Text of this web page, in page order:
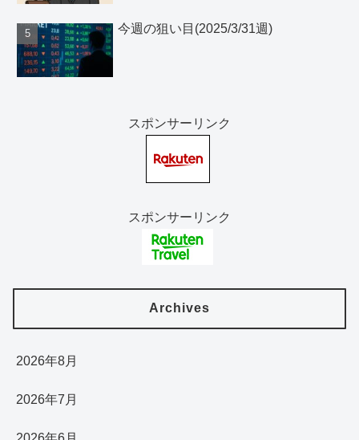
今週の狙い目(2025/3/31週)
スポンサーリンク
スポンサーリンク
Archives
2026年8月
2026年7月